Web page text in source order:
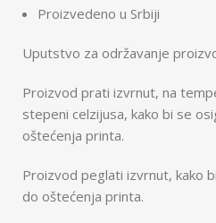
Proizvedeno u Srbiji
Uputstvo za održavanje
Proizvod prati izvrnut, na
stepeni celzijusa, kako bi se
oštećenja printa.
Proizvod peglati izvrnut, kako
do oštećenja printa.